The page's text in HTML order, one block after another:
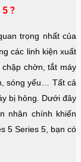
?
trọng nhất của
các linh kiện xuất
chờn, tắt máy
sóng yếu… Tất cả
bị hỏng. Dưới đây
nhân chính khiến
5 Series 5 , bạn có